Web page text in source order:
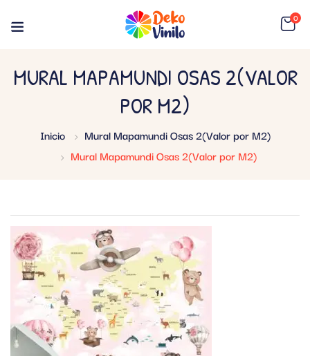
0
MURAL MAPAMUNDI OSAS 2(VALOR
POR M2)
Inicio
Mural Mapamundi Osas 2(Valor por M2)
Mural Mapamundi Osas 2(Valor por M2)